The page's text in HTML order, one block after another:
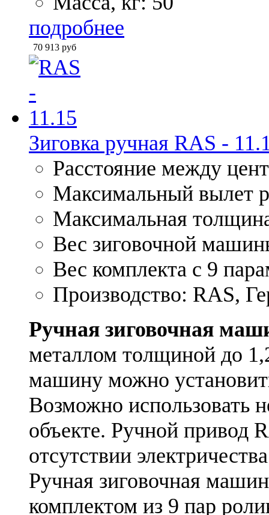
подробнее
70 913 руб
Зиговка ручная RAS -
Расстояние между
Максимальный вылет
Максимальная
Вес зиговочной
Вес комплекта с 9
Производство: RAS,
Ручная зиговочная
металлом толщиной до
машину можно
Возможно использовать
объекте. Ручной привод
отсутствии
Ручная зиговочная
комплектом из 9 пар